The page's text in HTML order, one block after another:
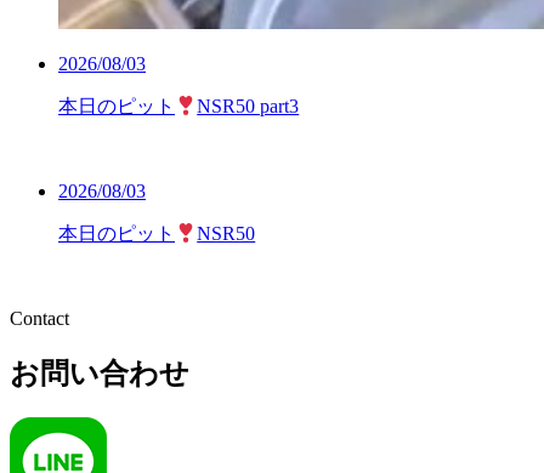
2026/08/03
本日のピット NSR50 part3
2026/08/03
本日のピット NSR50
Contact
お問い合わせ